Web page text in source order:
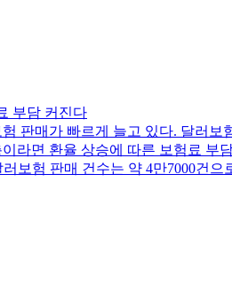
부담 커진다
판매가 빠르게 늘고 있다. 달러
라면 환율 상승에 따른 보험료 부
보험 판매 건수는 약 4만7000건